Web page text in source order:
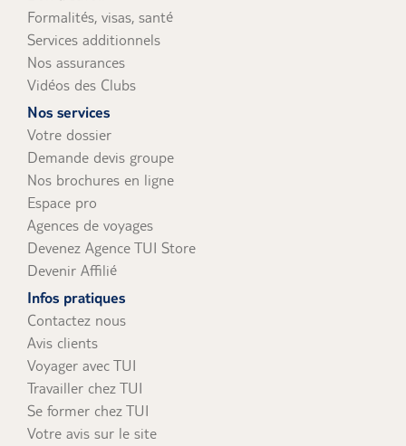
Formalités, visas, santé
Services additionnels
Nos assurances
Vidéos des Clubs
Nos services
Votre dossier
Demande devis groupe
Nos brochures en ligne
Espace pro
Agences de voyages
Devenez Agence TUI Store
Devenir Affilié
Infos pratiques
Contactez nous
Avis clients
Voyager avec TUI
Travailler chez TUI
Se former chez TUI
Votre avis sur le site